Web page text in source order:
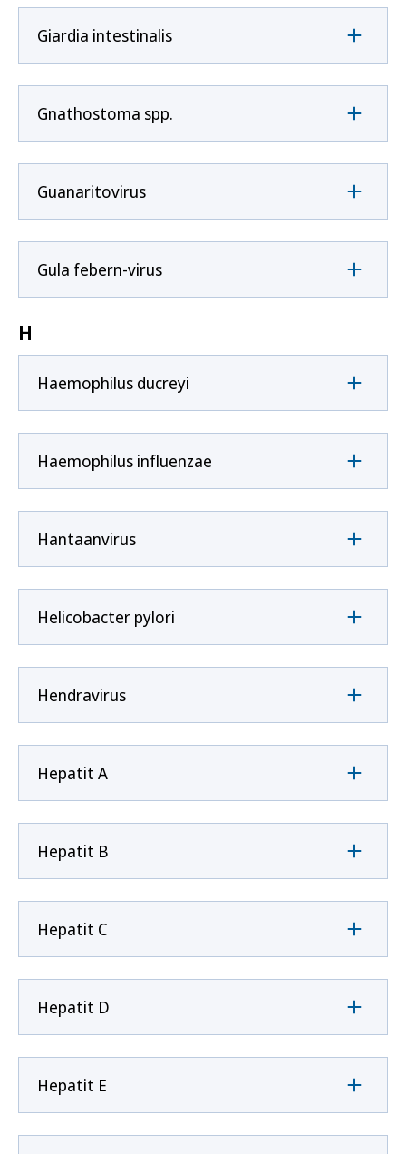
Giardia intestinalis
Gnathostoma spp.
Guanaritovirus
Gula febern-virus
H
Haemophilus ducreyi
Haemophilus influenzae
Hantaanvirus
Helicobacter pylori
Hendravirus
Hepatit A
Hepatit B
Hepatit C
Hepatit D
Hepatit E